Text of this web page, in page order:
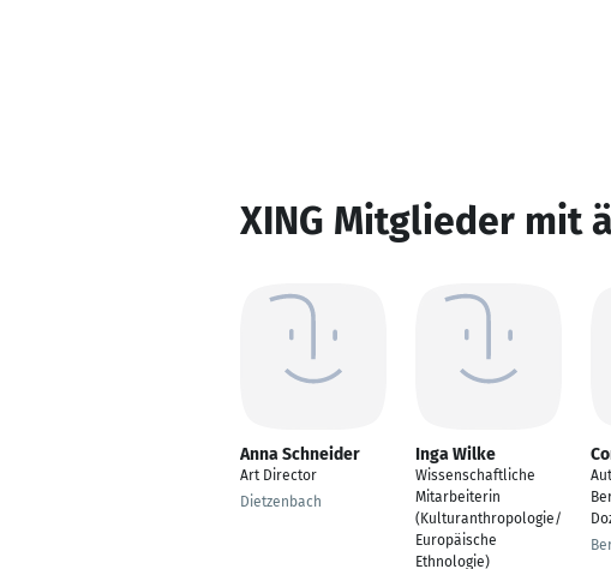
XING Mitglieder mit
Anna Schneider
Art Director
Dietzenbach
Inga Wilke
Wissenschaftliche
Mitarbeiterin
(Kulturanthropologie/
Europäische
Ethnologie)